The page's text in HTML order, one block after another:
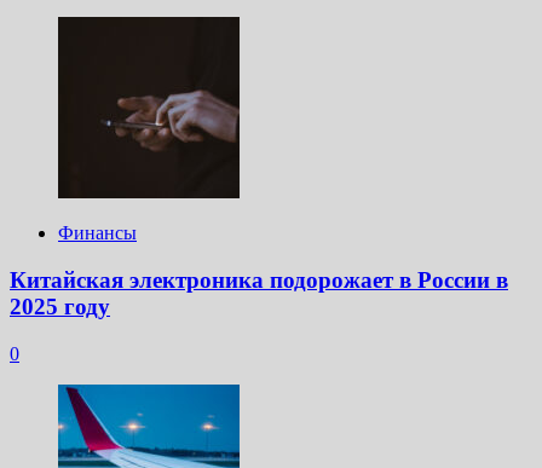
Финансы
Китайская электроника подорожает в России в
2025 году
0